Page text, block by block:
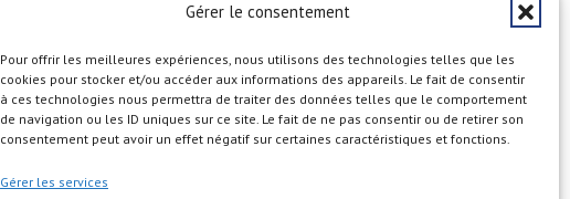
Gérer le consentement
Pour offrir les meilleures expériences, nous utilisons des technologies telles que les
cookies pour stocker et/ou accéder aux informations des appareils. Le fait de consentir
à ces technologies nous permettra de traiter des données telles que le comportement
de navigation ou les ID uniques sur ce site. Le fait de ne pas consentir ou de retirer son
consentement peut avoir un effet négatif sur certaines caractéristiques et fonctions.
Gérer les services
Copyright © 2026
Plan du site